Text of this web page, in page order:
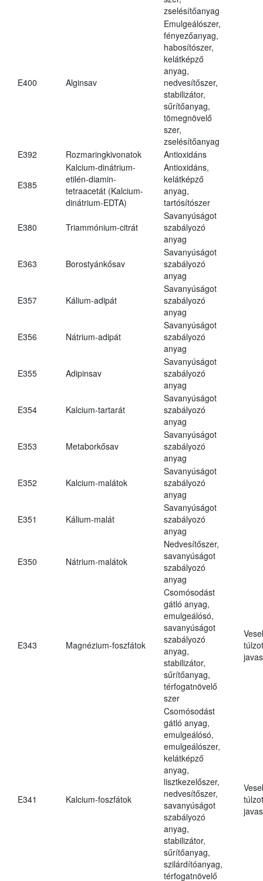
zselésítőanyag
E400 Alginsav
Emulgeálószer,
fényezőanyag,
habosítószer,
kelátképző
anyag,
nedvesítőszer,
stabilizátor,
sűrítőanyag,
tömegnövelő
szer,
zselésítőanyag
E392
Rozmaringkivonatok Antioxidáns
E385
Kalcium-dinátrium-
etilén-diamin-
tetraacetát (Kalcium-
dinátrium-EDTA)
Antioxidáns,
kelátképző
anyag,
tartósítószer
E380 Triammónium-citrát
Savanyúságot
szabályozó
anyag
E363 Borostyánkősav
Savanyúságot
szabályozó
anyag
E357 Kálium-adipát
Savanyúságot
szabályozó
anyag
E356 Nátrium-adipát
Savanyúságot
szabályozó
anyag
E355 Adipinsav
Savanyúságot
szabályozó
anyag
E354 Kalcium-tartarát
Savanyúságot
szabályozó
anyag
E353 Metaborkősav
Savanyúságot
szabályozó
anyag
E352 Kalcium-malátok
Savanyúságot
szabályozó
anyag
E351 Kálium-malát
Savanyúságot
szabályozó
anyag
E350 Nátrium-malátok
Nedvesítőszer,
savanyúságot
szabályozó
anyag
E343 Magnézium-foszfátok
Csomósodást
gátló anyag,
emulgeálósó,
savanyúságot
szabályozó
anyag,
stabilizátor,
sűrítőanyag,
térfogatnövelő
szer
E341 Kalcium-foszfátok
Csomósodást
gátló anyag,
emulgeálósó,
emulgeálószer,
kelátképző
anyag,
lisztkezelőszer,
nedvesítőszer,
savanyúságot
szabályozó
anyag,
stabilizátor,
sűrítőanyag,
szilárdítóanyag,
térfogatnövelő